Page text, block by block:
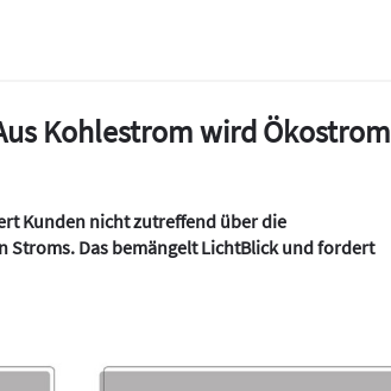
Kohlestrom wird Ökostrom
Kunden nicht zutreffend über die
Stroms. Das bemängelt LichtBlick und fordert